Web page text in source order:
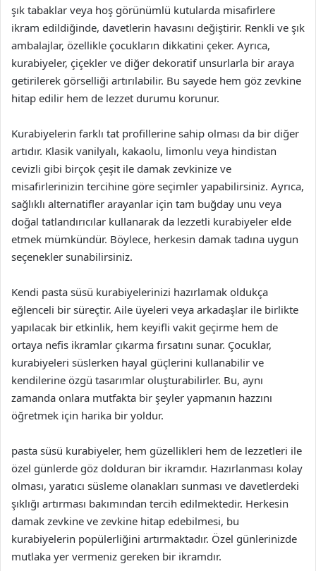
şık tabaklar veya hoş görünümlü kutularda misafirlere
ikram edildiğinde, davetlerin havasını değiştirir. Renkli ve şık
ambalajlar, özellikle çocukların dikkatini çeker. Ayrıca,
kurabiyeler, çiçekler ve diğer dekoratif unsurlarla bir araya
getirilerek görselliği artırılabilir. Bu sayede hem göz zevkine
hitap edilir hem de lezzet durumu korunur.
Kurabiyelerin farklı tat profillerine sahip olması da bir diğer
artıdır. Klasik vanilyalı, kakaolu, limonlu veya hindistan
cevizli gibi birçok çeşit ile damak zevkinize ve
misafirlerinizin tercihine göre seçimler yapabilirsiniz. Ayrıca,
sağlıklı alternatifler arayanlar için tam buğday unu veya
doğal tatlandırıcılar kullanarak da lezzetli kurabiyeler elde
etmek mümkündür. Böylece, herkesin damak tadına uygun
seçenekler sunabilirsiniz.
Kendi pasta süsü kurabiyelerinizi hazırlamak oldukça
eğlenceli bir süreçtir. Aile üyeleri veya arkadaşlar ile birlikte
yapılacak bir etkinlik, hem keyifli vakit geçirme hem de
ortaya nefis ikramlar çıkarma fırsatını sunar. Çocuklar,
kurabiyeleri süslerken hayal güçlerini kullanabilir ve
kendilerine özgü tasarımlar oluşturabilirler. Bu, aynı
zamanda onlara mutfakta bir şeyler yapmanın hazzını
öğretmek için harika bir yoldur.
pasta süsü kurabiyeler, hem güzellikleri hem de lezzetleri ile
özel günlerde göz dolduran bir ikramdır. Hazırlanması kolay
olması, yaratıcı süsleme olanakları sunması ve davetlerdeki
şıklığı artırması bakımından tercih edilmektedir. Herkesin
damak zevkine ve zevkine hitap edebilmesi, bu
kurabiyelerin popülerliğini artırmaktadır. Özel günlerinizde
mutlaka yer vermeniz gereken bir ikramdır.